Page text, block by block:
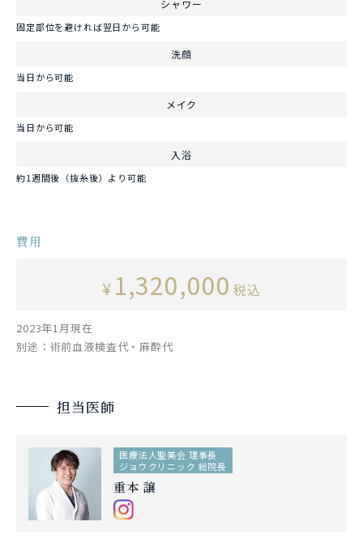
シャワー
固定部位を避ければ翌日から可能
洗顔
当日から可能
メイク
当日から可能
入浴
約1週間後（抜糸後）より可能
費用
¥ 1,320,000 税込
2023年1月現在
別途：術前血液検査代・麻酔代
担当医師
医療法人聖美会 理事長
ジョウクリニック 総院長
重本 譲